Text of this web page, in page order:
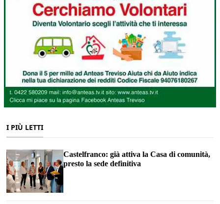
I PIÙ LETTI
Castelfranco: già attiva la Casa di comunità,
presto la sede definitiva